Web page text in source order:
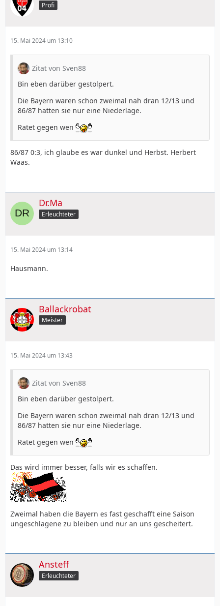
Profi
15. Mai 2024 um 13:10
Zitat von Sven88
Bin eben darüber gestolpert.
Die Bayern waren schon zweimal nah dran 12/13 und
86/87 hatten sie nur eine Niederlage.
Ratet gegen wen
86/87 0:3, ich glaube es war dunkel und Herbst. Herbert
Waas.
Dr.Ma
Erleuchteter
15. Mai 2024 um 13:14
Hausmann.
Ballackrobat
Meister
15. Mai 2024 um 13:43
Zitat von Sven88
Bin eben darüber gestolpert.
Die Bayern waren schon zweimal nah dran 12/13 und
86/87 hatten sie nur eine Niederlage.
Ratet gegen wen
Das wird immer besser, falls wir es schaffen.
Zweimal haben die Bayern es fast geschafft eine Saison
ungeschlagene zu bleiben und nur an uns gescheitert.
Ansteff
Erleuchteter